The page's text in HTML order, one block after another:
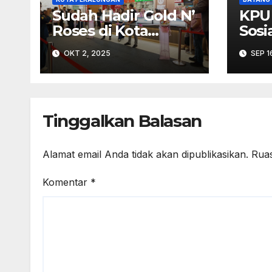
Sudah Hadir Gold N’
Roses di Kota
Pekalongan
OKT 2, 2025 SEP
Tinggalkan Balasan
Alamat email Anda tidak akan dipublikasikan.
Komentar *